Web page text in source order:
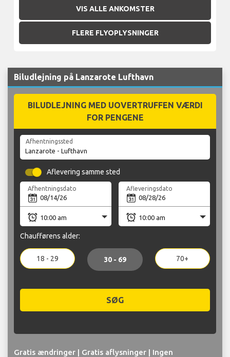
VIS ALLE ANKOMSTER
FLERE FLYOPLYSNINGER
Biludlejning på Lanzarote Lufthavn
BILUDLEJNING MED UOVERTRUFFEN VÆRDI
FOR PENGENE
Afhentningssted
Aflevering samme sted
Afhentningsdato Afleveringsdato
Chaufførens alder:
18 - 29 30 - 69 70+
SØG
Gratis ændringer | Gratis aflysninger | Ingen